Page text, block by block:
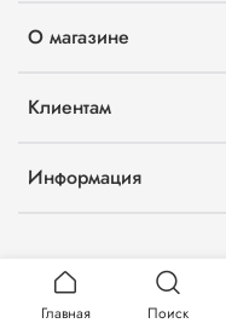
О магазине
Клиентам
Информация
Главная Поиск